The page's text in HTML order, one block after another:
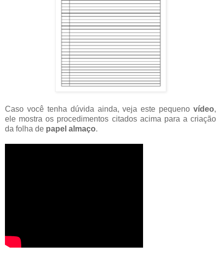
Caso você tenha dúvida ainda, veja este pequeno vídeo,
ele mostra os procedimentos citados acima para a criação
da folha de papel almaço.